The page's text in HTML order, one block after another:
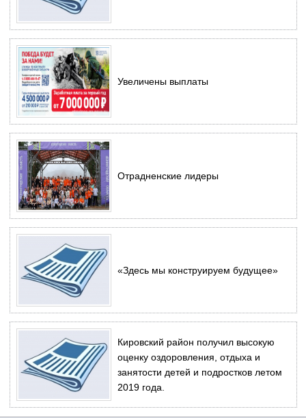
Увеличены выплаты
Отрадненские лидеры
«Здесь мы конструируем будущее»
Кировский район получил высокую
оценку оздоровления, отдыха и
занятости детей и подростков летом
2019 года.